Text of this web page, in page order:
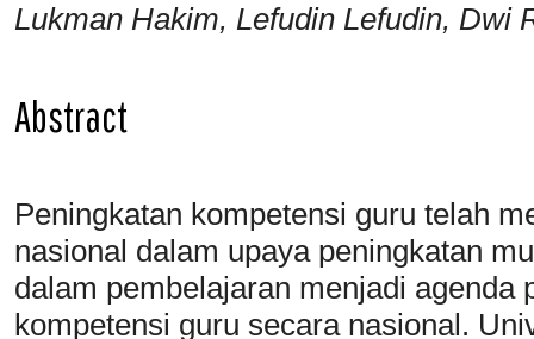
Lukman Hakim, Lefudin Lefudin, Dwi
Abstract
Peningkatan kompetensi guru telah
nasional dalam upaya peningkatan
dalam pembelajaran menjadi
kompetensi guru secara nasional.